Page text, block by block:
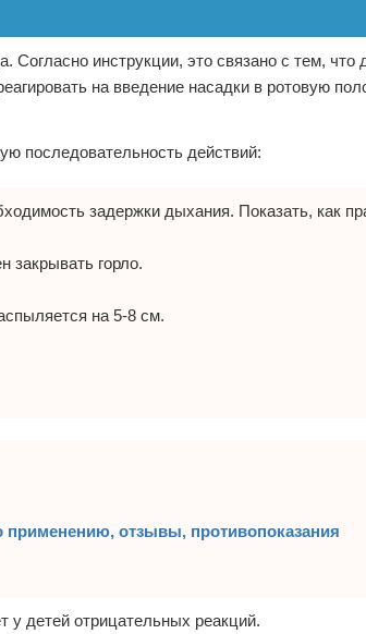
Согласно инструкции, это связано с тем, что
на введение насадки в ротовую
последовательность действий:
задержки дыхания. Показать, как
закрывать горло.
на 5-8 см.
применению, отзывы, противопоказания
у детей отрицательных реакций.